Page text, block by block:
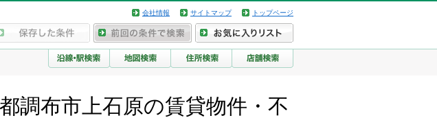
会社情報 サイトマップ トップページ
調布市上石原の賃貸物件・不